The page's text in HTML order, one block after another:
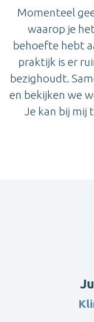
Momenteel
waarop je
behoefte hebt
praktijk is er
bezighoudt.
en bekijken we
Je kan bij mij